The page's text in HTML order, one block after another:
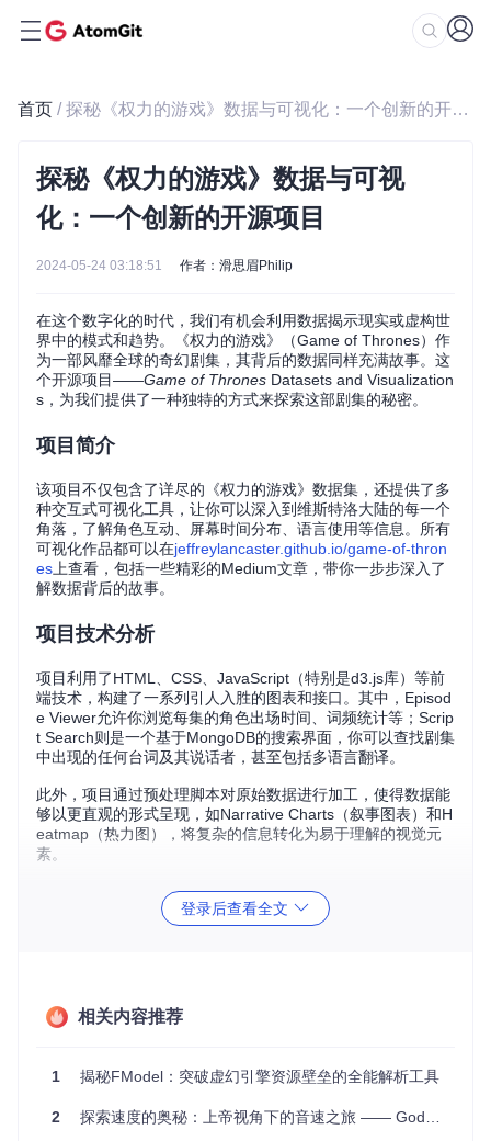
首页 / 探秘《权力的游戏》数据与可视化：一个创新的开源项目
探秘《权力的游戏》数据与可视
化：一个创新的开源项目
2024-05-24 03:18:51 作者：滑思眉Philip
在这个数字化的时代，我们有机会利用数据揭示现实或虚构世
界中的模式和趋势。《权力的游戏》（Game of Thrones）作
为一部风靡全球的奇幻剧集，其背后的数据同样充满故事。这
个开源项目——Game of Thrones Datasets and Visualization
s，为我们提供了一种独特的方式来探索这部剧集的秘密。
项目简介
该项目不仅包含了详尽的《权力的游戏》数据集，还提供了多
种交互式可视化工具，让你可以深入到维斯特洛大陆的每一个
角落，了解角色互动、屏幕时间分布、语言使用等信息。所有
可视化作品都可以在jeffreylancaster.github.io/game-of-thron
es 上查看，包括一些精彩的Medium文章，带你一步步深入了
解数据背后的故事。
项目技术分析
项目利用了HTML、CSS、JavaScript（特别是d3.js库）等前
端技术，构建了一系列引人入胜的图表和接口。其中，Episod
e Viewer允许你浏览每集的角色出场时间、词频统计等；Scrip
t Search则是一个基于MongoDB的搜索界面，你可以查找剧集
中出现的任何台词及其说话者，甚至包括多语言翻译。
此外，项目通过预处理脚本对原始数据进行加工，使得数据能
够以更直观的形式呈现，如Narrative Charts（叙事图表）和H
eatmap（热力图），将复杂的信息转化为易于理解的视觉元
素。
项目及技术应用场景
分析角色的成长轨迹，例如谁在整个系列中拥有最多的屏
幕时间。
深入理解角色关系，如通过Character Relationships和Act
学习数据可视化的最新实践，该项目提供了一个优秀的示
登录后查看全文
相关内容推荐
1 揭秘FModel：突破虚幻引擎资源壁垒的全能解析工具
2 探索速度的奥秘：上帝视角下的音速之旅 —— Godot-Sonic-Physics